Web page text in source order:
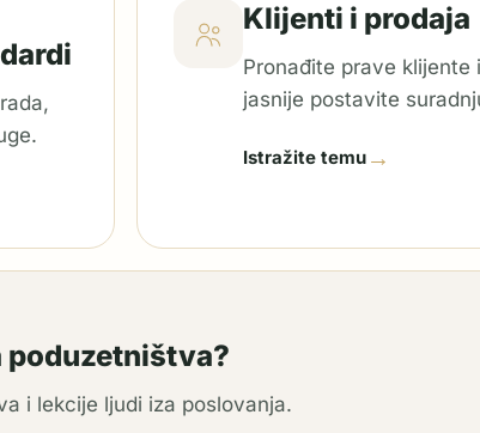
Klijenti i prodaja
Pronađite prave klijente i
jasnije postavite
Istražite temu →
poduzetništva?
i lekcije ljudi iza poslovanja.